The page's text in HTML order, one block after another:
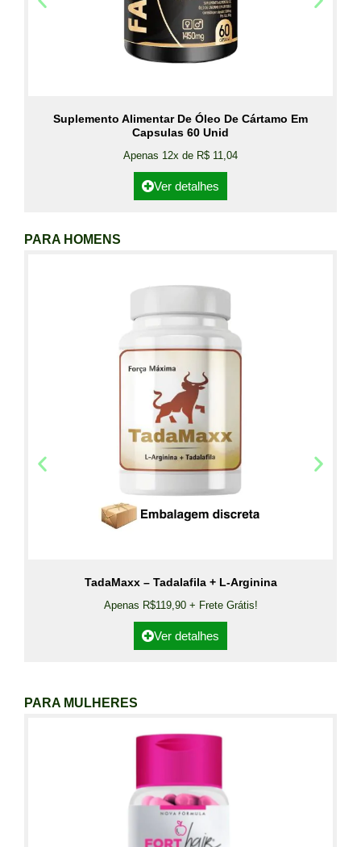
Suplemento Alimentar De Óleo De Cártamo Em
Capsulas 60 Unid
Apenas 12x de R$ 11,04
Ver detalhes
PARA HOMENS
TadaMaxx – Tadalafila + L-Arginina
Apenas R$119,90 + Frete Grátis!
Ver detalhes
PARA MULHERES